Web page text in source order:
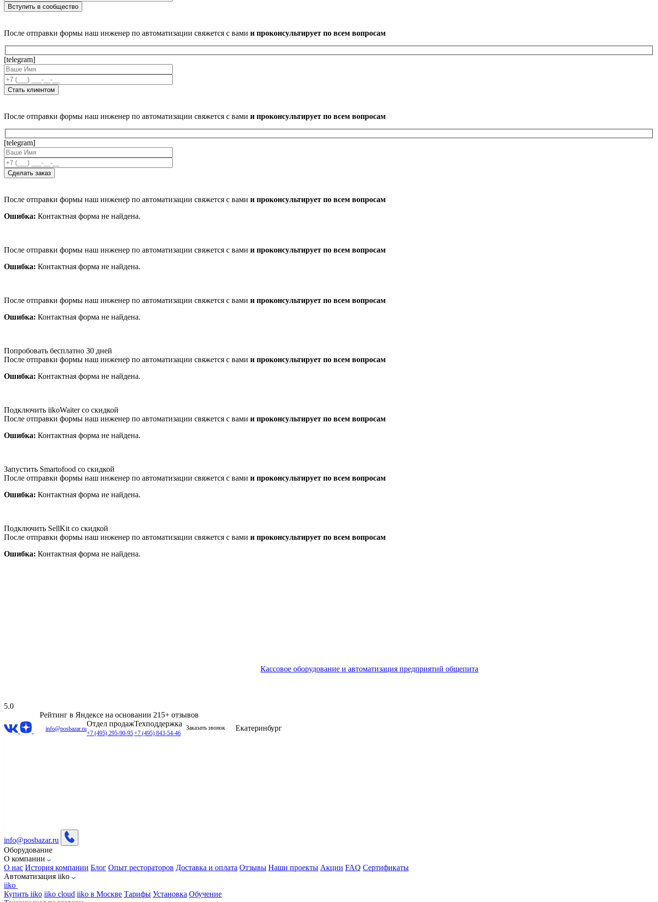
После отправки формы наш инженер по автоматизации свяжется с вами и проконсультирует по всем вопросам
[telegram]
После отправки формы наш инженер по автоматизации свяжется с вами и проконсультирует по всем вопросам
[telegram]
После отправки формы наш инженер по автоматизации свяжется с вами и проконсультирует по всем вопросам
Ошибка: Контактная форма не найдена.
После отправки формы наш инженер по автоматизации свяжется с вами и проконсультирует по всем вопросам
Ошибка: Контактная форма не найдена.
После отправки формы наш инженер по автоматизации свяжется с вами и проконсультирует по всем вопросам
Ошибка: Контактная форма не найдена.
Попробовать бесплатно 30 дней
После отправки формы наш инженер по автоматизации свяжется с вами и проконсультирует по всем вопросам
Ошибка: Контактная форма не найдена.
Подключить iikoWaiter со скидкой
После отправки формы наш инженер по автоматизации свяжется с вами и проконсультирует по всем вопросам
Ошибка: Контактная форма не найдена.
Запустить Smartofood со скидкой
После отправки формы наш инженер по автоматизации свяжется с вами и проконсультирует по всем вопросам
Ошибка: Контактная форма не найдена.
Подключить SellKit со скидкой
После отправки формы наш инженер по автоматизации свяжется с вами и проконсультирует по всем вопросам
Ошибка: Контактная форма не найдена.
Кассовое оборудование и автоматизация предприятий общепита
5.0
Рейтинг в Яндексе на основании 215+ отзывов
info@posbazar.ru
Отдел продаж
+7 (495) 295-90-95
Техподдержка
+7 (495) 843-54-46
Заказать звонок Екатеринбург
info@posbazar.ru
Оборудование
О компании
О нас История компании Блог Опыт рестораторов Доставка и оплата Отзывы Наши проекты Акции FAQ Сертификаты
Автоматизация iiko
iiko
Купить iiko iiko cloud iiko в Москве Тарифы Установка Обучение